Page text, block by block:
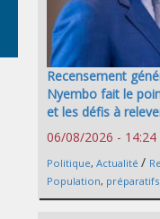
Recensement
Nyembo fait le
et les défis à
06/08/2026 - 14:24
Politique, Actualité /
Population, préparatifs